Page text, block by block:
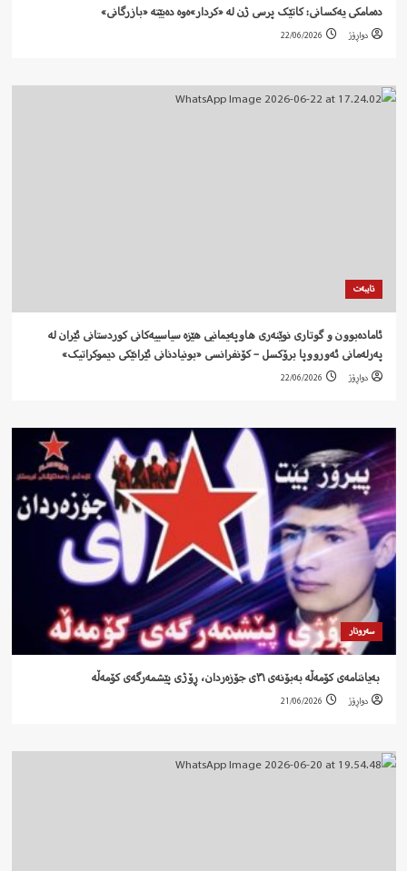
دەمامکی یەکسانی: کاتێک پرسی ژن لە «کردار»ەوە دەبێتە «بازرگانی»
دواڕۆژ 22/06/2026
تایبەت
ئامادەبوون و گوتاری نوێنەری هاوپەیمانیی هێزە سیاسییەکانی کوردستانی ئێران لە
پەرلەمانی ئەورووپا برۆکسل – کۆنفرانسی «بونیادنانی ئێرانێکی دیموکراتیک»
دواڕۆژ 22/06/2026
سەروتار
‍ بەیاننامەی کۆمەڵە بەبۆنەی ٣١ی جۆزەردان، ڕۆژی پێشمەرگەی کۆمەڵە
دواڕۆژ 21/06/2026